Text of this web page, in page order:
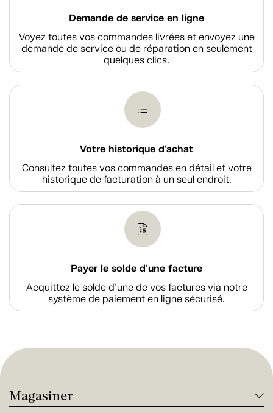
Demande de service en ligne
Voyez toutes vos commandes livrées et envoyez une
demande de service ou de réparation en seulement
quelques clics.
Votre historique d'achat
Consultez toutes vos commandes en détail et votre
historique de facturation à un seul endroit.
Payer le solde d'une facture
Acquittez le solde d’une de vos factures via notre
système de paiement en ligne sécurisé.
Magasiner